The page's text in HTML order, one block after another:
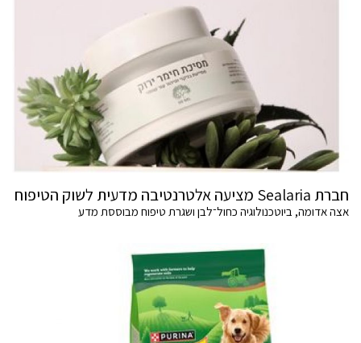
חברת Sealaria מציעה אלטרנטיבה מדעית לשוק הטיפוח
אצה אדומה, ביוטכנולוגיה כחול־לבן ושגרת טיפוח מבוססת מדע